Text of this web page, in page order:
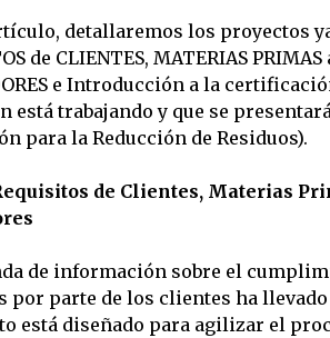
detallaremos los proyectos
de CLIENTES, MATERIAS
e Introducción a la
está trabajando y que se
para la Reducción de Residuos).
de Clientes, Materias
de información sobre el
por parte de los clientes ha
está diseñado para agilizar el